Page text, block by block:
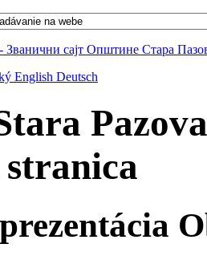
English Deutsch